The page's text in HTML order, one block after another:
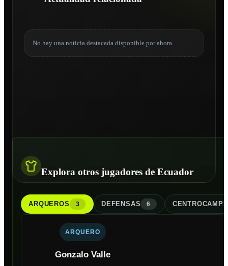
No hay una noticia destacada disponible por ahora.
Explora otros jugadores de Ecuador
ARQUEROS 3 DEFENSAS 6
ARQUERO
Gonzalo Valle